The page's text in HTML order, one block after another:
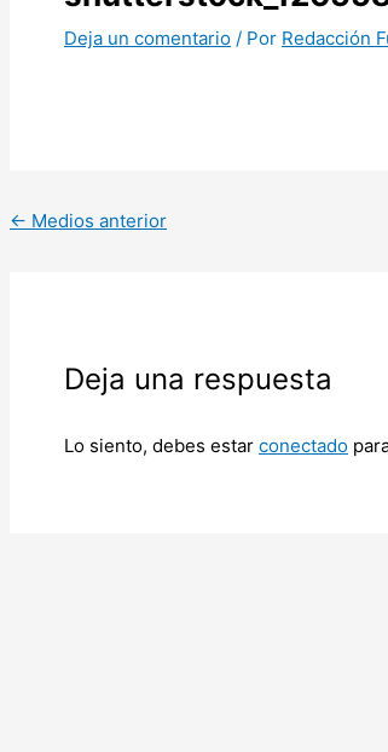
Deja un comentario / Por Redacción
← Medios anterior
Deja una respuesta
Lo siento, debes estar conectado